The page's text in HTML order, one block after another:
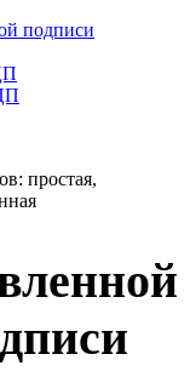
подписи
простая,